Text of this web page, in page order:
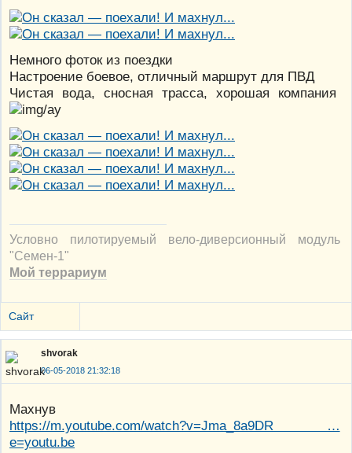
Немного фоток из поездки
Настроение боевое, отличный маршрут для ПВД
Чистая вода, сносная трасса, хорошая компания
Условно пилотируемый вело-диверсионный модуль
"Семен-1"
Мой террариум
Сайт
shvorak
06-05-2018 21:32:18
Махнув
https://m.youtube.com/watch?v=Jma_8a9DR …
e=youtu.be